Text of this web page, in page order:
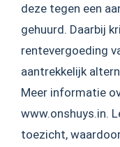
deze tegen een
gehuurd. Daarbij
rentevergoeding
aantrekkelijk
Meer informatie
www.onshuys.in.
toezicht,